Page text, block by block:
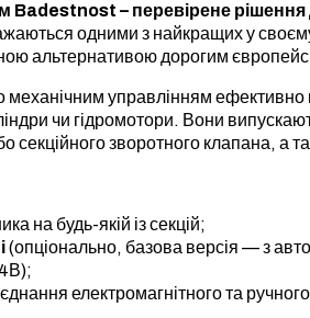
– перевірене рішення
одними з найкращих у
альтернативою дорогим
управлінням
чи гідромотори. Вони
секційного зворотного клапана, а
на будь-якій із секцій;
(опціонально, базова версія — з
електромагнітного та